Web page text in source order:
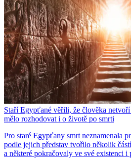
Staří Egypťané věřili, že člověka netvoří
mělo rozhodovat i o životě po smrti
Pro staré Egypťany smrt neznamenala
podle jejich představ tvořilo několik
a některé pokračovaly ve své existenci